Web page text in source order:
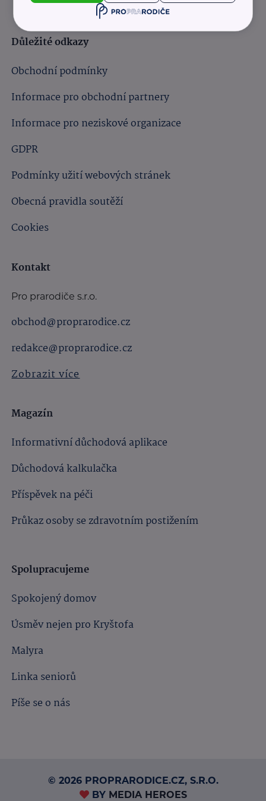
Důležité odkazy
Obchodní podmínky
Informace pro obchodní partnery
Informace pro neziskové organizace
GDPR
Podmínky užití webových stránek
Obecná pravidla soutěží
Cookies
Kontakt
Pro prarodiče s.r.o.
obchod@proprarodice.cz
redakce@proprarodice.cz
Zobrazit více
Magazín
Informativní důchodová aplikace
Důchodová kalkulačka
Příspěvek na péči
Průkaz osoby se zdravotním postižením
Spolupracujeme
Spokojený domov
Úsměv nejen pro Kryštofa
Malyra
Linka seniorů
Píše se o nás
© 2026 PROPRARODICE.CZ, S.R.O.
BY MEDIA HEROES